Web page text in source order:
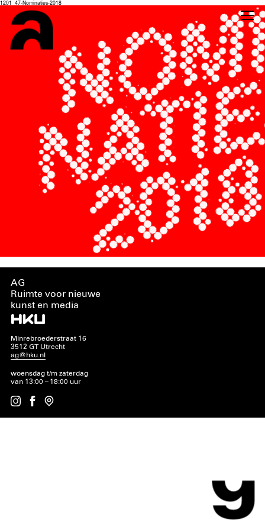
1201_47-Nominaties-2018
AG
Ruimte voor nieuwe
kunst en media
Minrebroederstraat 16
3512 GT Utrecht
ag@hku.nl
woensdag t/m zaterdag
van 13:00 – 18:00 uur